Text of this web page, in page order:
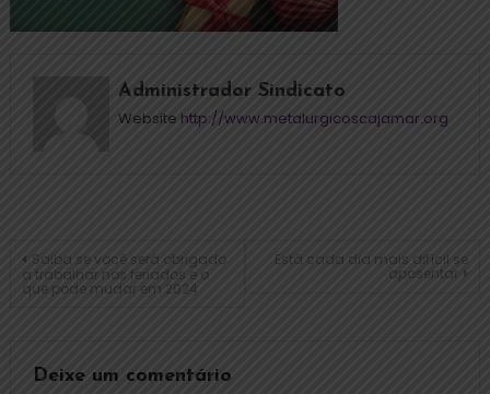
Administrador Sindicato
Website http://www.metalurgicoscajamar.org
Saiba se você será obrigado
a trabalhar nos feriados e o
que pode mudar em 2024
Está cada dia mais difícil se
aposentar
Deixe um comentário